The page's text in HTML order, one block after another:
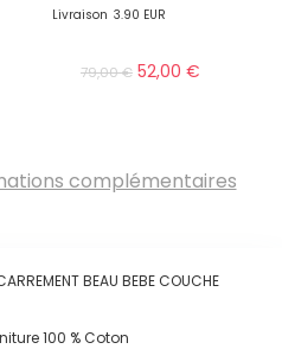
Livraison 3.90 EUR
79,00€ 52,00 €
complémentaires
BEAU BEBE COUCHE
100 % Coton